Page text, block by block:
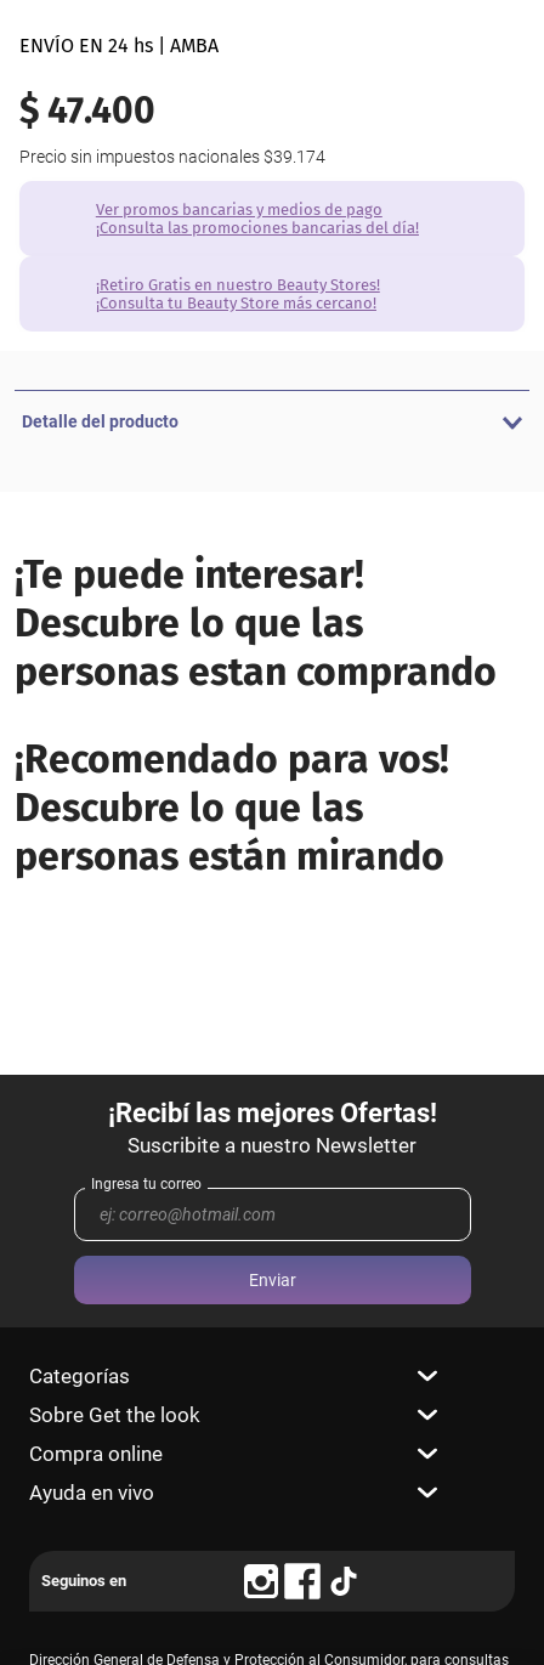
ENVÍO EN 24 hs | AMBA
$47.400
Precio sin impuestos nacionales $39.174
Ver promos bancarias y medios de pago
¡Consulta las promociones bancarias del día!
¡Retiro Gratis en nuestro Beauty Stores!
¡Consulta tu Beauty Store más cercano!
Detalle del producto
¡Te puede interesar!
Descubre lo que las
personas estan comprando
¡Recomendado para vos!
Descubre lo que las
personas están mirando
Enviar
Categorías
Sobre Get the look
Compra online
Ayuda en vivo
Dirección General de Defensa y Protección al Consumidor, para consultas